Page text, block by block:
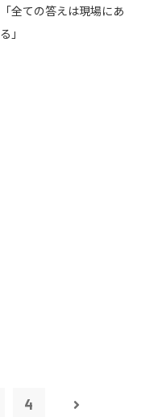
戦の先にある...
「全ての答えは現場にあ
る」
4